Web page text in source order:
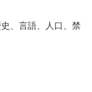
、言語、人口、禁